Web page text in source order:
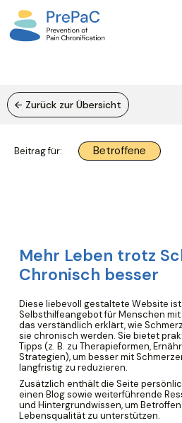
← Zurück zur Übersicht
Beitrag für: Betroffene
Mehr Leben trotz
Chronisch besser
Diese liebevoll gestaltete Website
Selbsthilfeangebot für Menschen
das verständlich erklärt, wie
sie chronisch werden. Sie bietet
Tipps (z. B. zu Therapieformen,
Strategien), um besser mit
langfristig zu reduzieren.
Zusätzlich enthält die Seite
einen Blog sowie weiterführende
und Hintergrundwissen, um
Lebensqualität zu unterstützen.